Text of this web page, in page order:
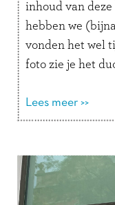
inhoud van
hebben we
vonden het wel
foto zie je het
Lees meer >>